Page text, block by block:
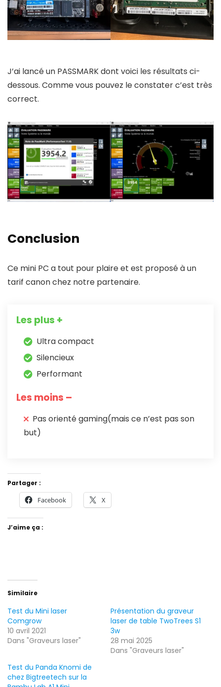
J’ai lancé un PASSMARK dont voici les résultats ci-
dessous. Comme vous pouvez le constater c’est très
correct.
Conclusion
Ce mini PC a tout pour plaire et est proposé à un
tarif canon chez notre partenaire.
Les plus +
Ultra compact
Silencieux
Performant
Les moins –
Pas orienté gaming(mais ce n’est pas son
but)
Partager :
Facebook X
J’aime ça :
Similaire
Test du Mini laser
Comgrow
10 avril 2021
Dans "Graveurs laser"
Présentation du graveur
laser de table TwoTrees S1
3w
28 mai 2025
Dans "Graveurs laser"
Test du Panda Knomi de
chez Bigtreetech sur la